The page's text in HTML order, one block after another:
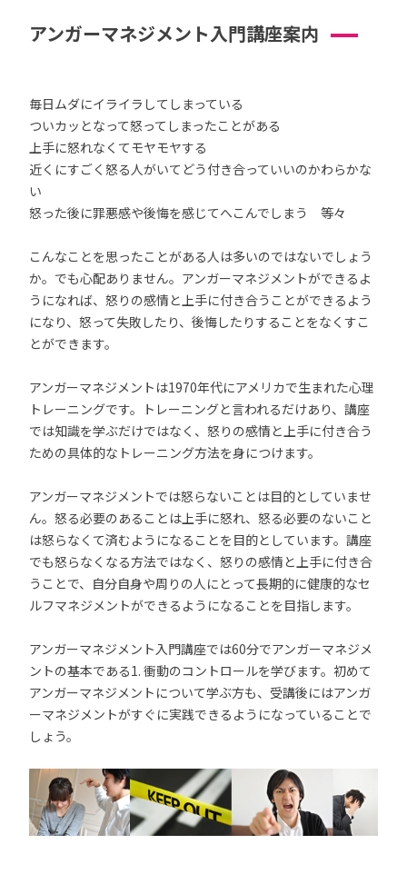
アンガーマネジメント入門講座案内
毎日ムダにイライラしてしまっている
ついカッとなって怒ってしまったことがある
上手に怒れなくてモヤモヤする
近くにすごく怒る人がいてどう付き合っていいのかわらかな
い
怒った後に罪悪感や後悔を感じてへこんでしまう 等々
こんなことを思ったことがある人は多いのではないでしょう
か。でも心配ありません。アンガーマネジメントができるよ
うになれば、怒りの感情と上手に付き合うことができるよう
になり、怒って失敗したり、後悔したりすることをなくすこ
とができます。
アンガーマネジメントは1970年代にアメリカで生まれた心理
トレーニングです。トレーニングと言われるだけあり、講座
では知識を学ぶだけではなく、怒りの感情と上手に付き合う
ための具体的なトレーニング方法を身につけます。
アンガーマネジメントでは怒らないことは目的としていませ
ん。怒る必要のあることは上手に怒れ、怒る必要のないこと
は怒らなくて済むようになることを目的としています。講座
でも怒らなくなる方法ではなく、怒りの感情と上手に付き合
うことで、自分自身や周りの人にとって長期的に健康的なセ
ルフマネジメントができるようになることを目指します。
アンガーマネジメント入門講座では60分でアンガーマネジメ
ントの基本である1. 衝動のコントロールを学びます。初めて
アンガーマネジメントについて学ぶ方も、受講後にはアンガ
ーマネジメントがすぐに実践できるようになっていることで
しょう。